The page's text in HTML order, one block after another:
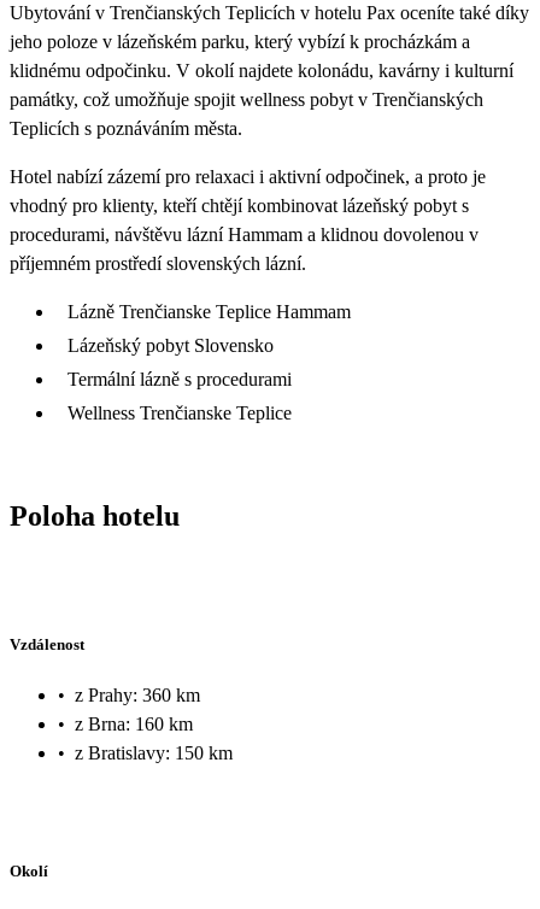
Ubytování v Trenčianských Teplicích v hotelu Pax oceníte také díky
jeho poloze v lázeňském parku, který vybízí k procházkám a
klidnému odpočinku. V okolí najdete kolonádu, kavárny i kulturní
památky, což umožňuje spojit wellness pobyt v Trenčianských
Teplicích s poznáváním města.
Hotel nabízí zázemí pro relaxaci i aktivní odpočinek, a proto je
vhodný pro klienty, kteří chtějí kombinovat lázeňský pobyt s
procedurami, návštěvu lázní Hammam a klidnou dovolenou v
příjemném prostředí slovenských lázní.
Lázně Trenčianske Teplice Hammam
Lázeňský pobyt Slovensko
Termální lázně s procedurami
Wellness Trenčianske Teplice
Poloha hotelu
Vzdálenost
• z Prahy: 360 km
• z Brna: 160 km
• z Bratislavy: 150 km
Okolí